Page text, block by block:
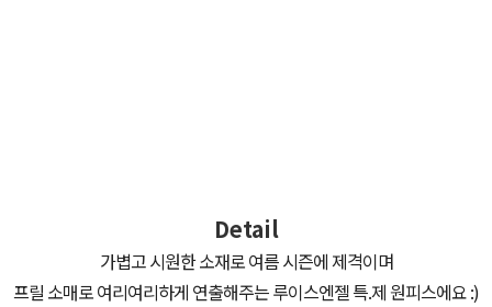
Detail
가볍고 시원한 소재로 여름 시즌에 제격이며
프릴 소매로 여리여리하게 연출해주는 루이스엔젤 특.제 원피스에요 :)